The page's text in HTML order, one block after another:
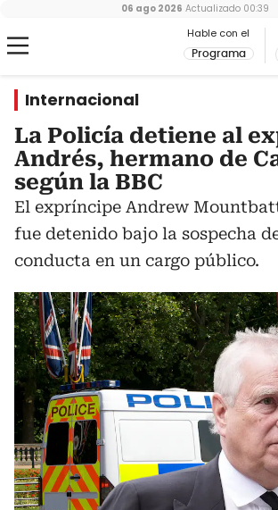
Hable con el
Programa
06 ago 2026 Actualizado 00:39
Internacional
La Policía detiene al
Andrés, hermano de
según la BBC
El expríncipe Andrew
fue detenido bajo la sospecha
conducta en un cargo público.